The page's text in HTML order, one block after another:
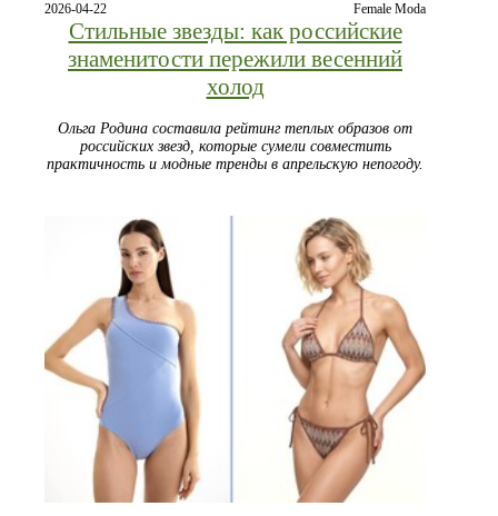
2026-04-22 Female Moda
Стильные звезды: как российские
знаменитости пережили весенний
холод
Ольга Родина составила рейтинг теплых образов от
российских звезд, которые сумели совместить
практичность и модные тренды в апрельскую непогоду.